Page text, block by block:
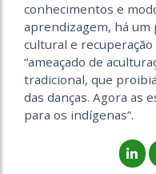
conhecimentos e
aprendizagem, há um
cultural e
“ameaçado de
tradicional, que
das danças. Agora as
para os indígenas”.